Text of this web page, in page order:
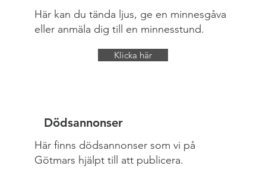
Klicka här
Här kan du tända ljus, ge en minnesgåva
eller anmäla dig till en minnesstund.
Dödsannonser
Här finns dödsannonser som vi på
Götmars hjälpt till att publicera.